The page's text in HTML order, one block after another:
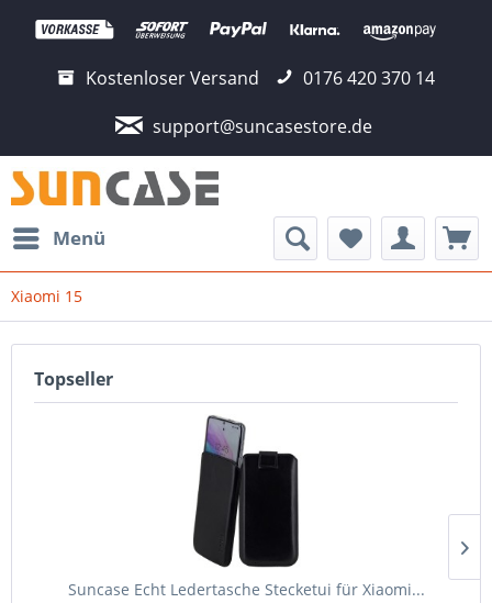
Kostenloser Versand
0176 420 370 14
support@suncasestore.de
Menü
Xiaomi 15
Topseller
Suncase Echt Ledertasche Stecketui für Xiaomi...